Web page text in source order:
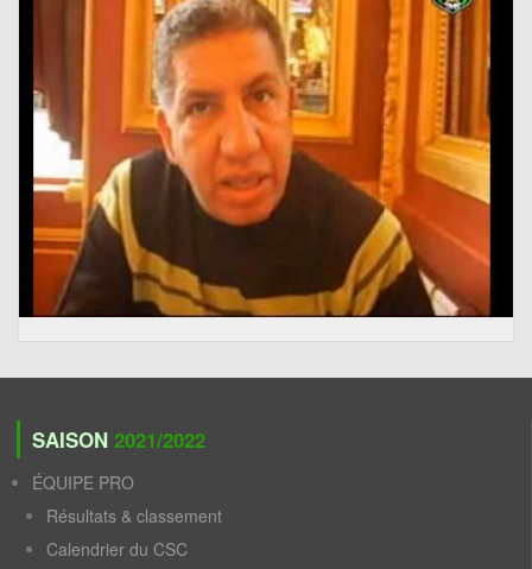
SAISON 2021/2022
ÉQUIPE PRO
Résultats & classement
Calendrier du CSC